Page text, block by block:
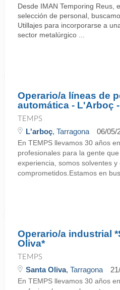
Desde IMAN Temporing Reus,
selección de personal,
Utillajes para incorporarse a
sector metalúrgico ...
Operario/a líneas de
automática - L'Arboç -
TEMPS
L'arboç, Tarragona 06/05/
En TEMPS llevamos 30 años
profesionales para la gente
experiencia, somos solventes y
comprometidos.Estamos en
Operario/a industrial
Oliva*
TEMPS
Santa Oliva, Tarragona
En TEMPS llevamos 30 años